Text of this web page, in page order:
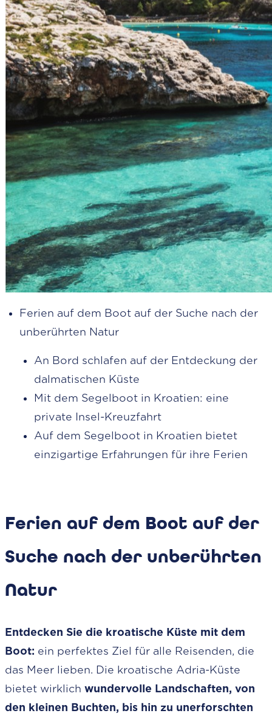
Ferien auf dem Boot auf der Suche nach der
unberührten Natur
An Bord schlafen auf der Entdeckung der
dalmatischen Küste
Mit dem Segelboot in Kroatien: eine
private Insel-Kreuzfahrt
Auf dem Segelboot in Kroatien bietet
einzigartige Erfahrungen für ihre Ferien
Ferien auf dem Boot auf der
Suche nach der unberührten
Natur
Entdecken Sie die kroatische Küste mit dem
Boot: ein perfektes Ziel für alle Reisenden, die
das Meer lieben. Die kroatische Adria-Küste
bietet wirklich wundervolle Landschaften, von
den kleinen Buchten, bis hin zu unerforschten